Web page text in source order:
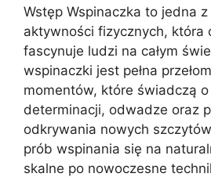
Wstęp Wspinaczka to jedna
aktywności fizycznych, która
fascynuje ludzi na całym
wspinaczki jest pełna
momentów, które świadczą
determinacji, odwadze oraz
odkrywania nowych
prób wspinania się na
skalne po nowoczesne